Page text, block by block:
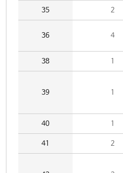
35 2
36 4
38 1
39 1
40 1
41 2